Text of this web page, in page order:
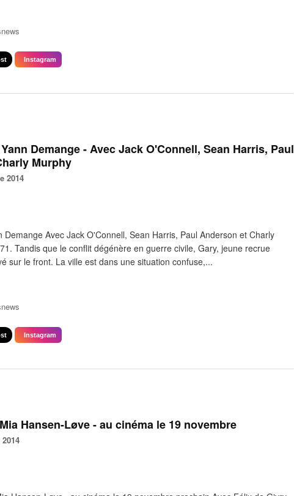
Instagram
Demange - Avec Jack O'Connell, Sean Harris, Paul
Murphy
2014
Demange Avec Jack O'Connell, Sean Harris, Paul Anderson et Charly
Tandis que le conflit dégénère en guerre civile, Gary, jeune recrue
sur le front. La ville est dans une situation confuse,...
Instagram
Hansen-Løve - au cinéma le 19 novembre